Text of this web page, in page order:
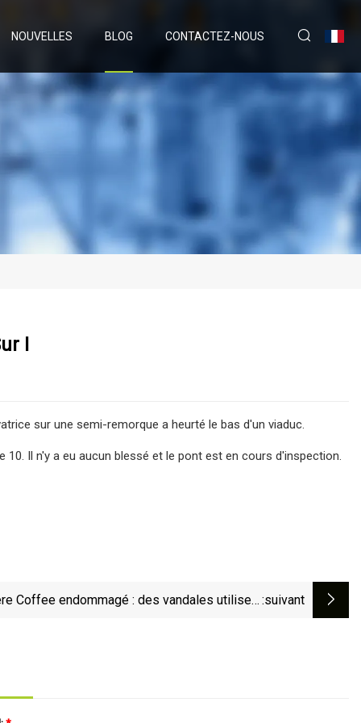
NOUVELLES BLOG CONTACTEZ-NOUS
I
sur une semi-remorque a heurté le bas d'un viaduc.
Il n'y a eu aucun blessé et le pont est en cours d'inspection.
Coffee endommagé : des vandales utilisent :suivant